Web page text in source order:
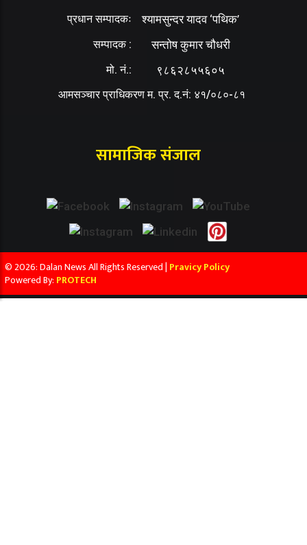
प्रधान सम्पादकः श्यामसुन्दर यादव ‘पथिक’
सम्पादक : सन्तोष कुमार चौधरी
मो. नं.: ९८६२८५५६०५
आमसञ्चार प्राधिकरण म. प्र. द.नं: ४१/०८०-८१
सामाजिक संजाल
© 2026: Dalan News All Rights Reserved | Pravicy Policy
Powered By: PROTECH